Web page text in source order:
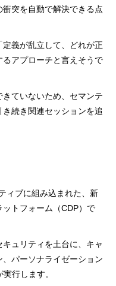
突を自動で解決できる点
義が乱立して、どれが正
アプローチと言えそうで
ていないため、セマンテ
続き関連セッションを追
ィブに組み込まれた、新
トフォーム（CDP）で
ュリティを土台に、キャ
パーソナライゼーション
行します。